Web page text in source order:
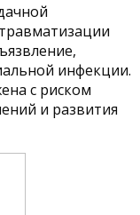
инфекции.
с риском
и развития